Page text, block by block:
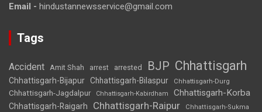
Email - hindustannewsservice@gmail.com
Tags
Accident Amit Shah arrest arrested BJP Chhattisgarh
Chhattisgarh-Bijapur Chhattisgarh-Bilaspur Chhattisgarh-Durg
Chhattisgarh-Jagdalpur Chhattisgarh-Kabirdham Chhattisgarh-Korba
Chhattisgarh-Raigarh Chhattisgarh-Raipur
Chhattisgarh-Sukma